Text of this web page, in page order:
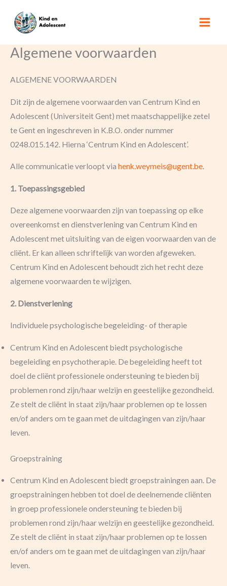
naar
inhoudAlgemene voorwaarden
ALGEMENE VOORWAARDEN
Dit zijn de algemene voorwaarden van Centrum Kind en
Adolescent (Universiteit Gent) met maatschappelijke zetel
te Gent en ingeschreven in K.B.O. onder nummer
0248.015.142. Hierna ‘Centrum Kind en Adolescent’.
Alle communicatie verloopt via henk.weymeis@ugent.be.
1. Toepassingsgebied
Deze algemene voorwaarden zijn van toepassing op elke
overeenkomst en dienstverlening van Centrum Kind en
Adolescent met uitsluiting van de eigen voorwaarden van de
cliënt. Er kan alleen schriftelijk van worden afgeweken.
Centrum Kind en Adolescent behoudt zich het recht deze
algemene voorwaarden te wijzigen.
2. Dienstverlening
Individuele psychologische begeleiding- of therapie
Centrum Kind en Adolescent biedt psychologische
begeleiding en psychotherapie. De begeleiding heeft tot
doel de cliënt professionele ondersteuning te bieden bij
problemen rond zijn/haar welzijn en geestelijke gezondheid.
Ze stelt de cliënt in staat zijn/haar problemen op te lossen
en/of anders om te gaan met de uitdagingen van zijn/haar
leven.
Groepstraining
Centrum Kind en Adolescent biedt groepstrainingen aan. De
groepstrainingen hebben tot doel de deelnemende cliënten
in groep professionele ondersteuning te bieden bij
problemen rond zijn/haar welzijn en geestelijke gezondheid.
Ze stelt de cliënt in staat zijn/haar problemen op te lossen
en/of anders om te gaan met de uitdagingen van zijn/haar
leven.